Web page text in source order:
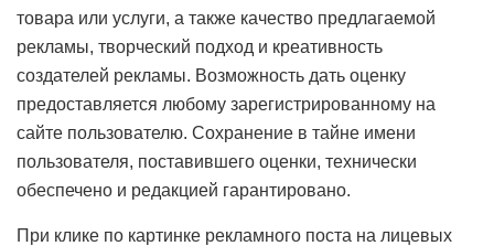
товара или услуги, а также качество предлагаемой
рекламы, творческий подход и креативность
создателей рекламы. Возможность дать оценку
предоставляется любому зарегистрированному на
сайте пользователю. Сохранение в тайне имени
пользователя, поставившего оценки, технически
обеспечено и редакцией гарантировано.
При клике по картинке рекламного поста на лицевых